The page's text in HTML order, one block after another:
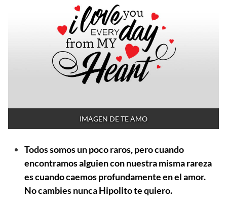
IMAGEN DE TE AMO
Todos somos un poco raros, pero cuando
encontramos alguien con nuestra misma rareza
es cuando caemos profundamente en el amor.
No cambies nunca Hipolito te quiero.